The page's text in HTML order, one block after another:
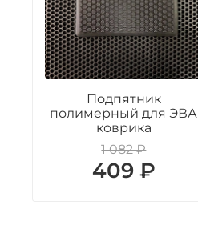
Подпятник
полимерный для ЭВА
коврика
1 082 ₽
409 ₽